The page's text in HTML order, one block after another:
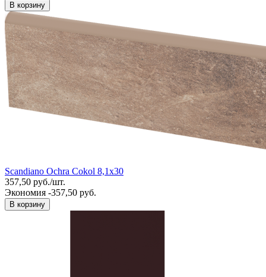
В корзину
Scandiano Ochra Cokol 8,1x30
357,50 руб./шт.
Экономия -357,50 руб.
В корзину